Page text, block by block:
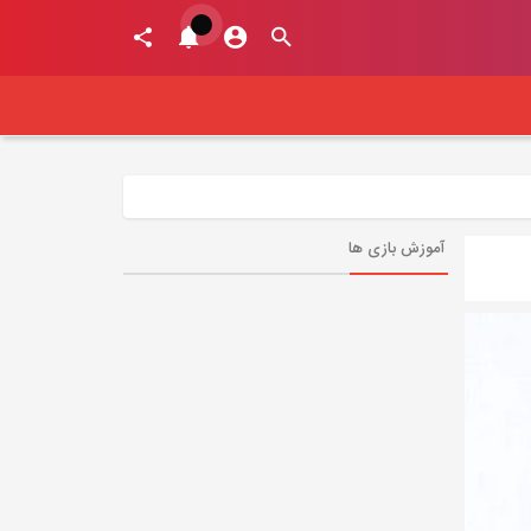
آموزش بازی ها